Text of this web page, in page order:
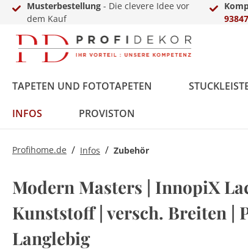
Musterbestellung - Die clevere Idee vor
dem Kauf
TAPETEN UND FOTOTAPETEN
INFOS PROVISTON
Ausgleichsprofile
Abschlussprofile
Profihome.de / Infos / Zubehör
Modern Masters | InnopiX
Kunststoff | versch. Breiten |
Langlebig